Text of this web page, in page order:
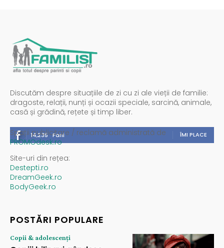
Discutăm despre situațiile de zi cu zi ale vieții de familie:
dragoste, relații, nunți și ocazii speciale, sarcină, animale,
casă și grădină, rețete și timp liber.
14,235 Fani ÎMI PLACE
Spații publicitare / reclamă administrată de
PROMOdesk.ro
Site-uri din rețea:
Destepti.ro
DreamGeek.ro
BodyGeek.ro
POSTĂRI POPULARE
Copii & adolescenți